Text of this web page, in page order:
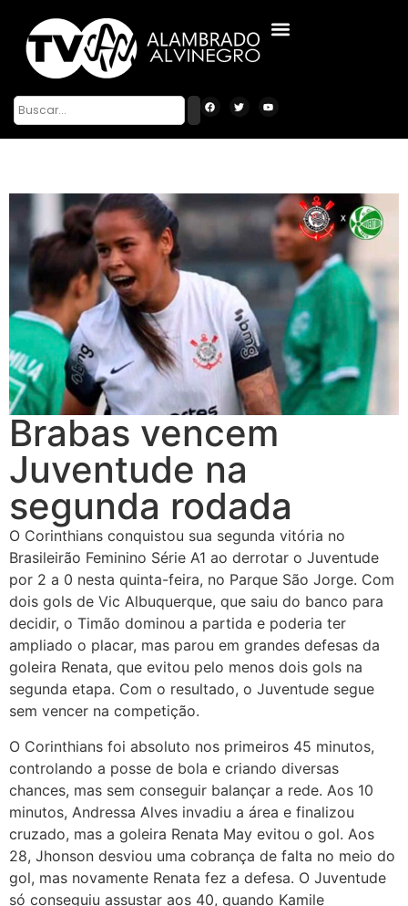
Brabas vencem
Juventude na
segunda rodada
O Corinthians conquistou sua segunda vitória no
Brasileirão Feminino Série A1 ao derrotar o Juventude
por 2 a 0 nesta quinta-feira, no Parque São Jorge. Com
dois gols de Vic Albuquerque, que saiu do banco para
decidir, o Timão dominou a partida e poderia ter
ampliado o placar, mas parou em grandes defesas da
goleira Renata, que evitou pelo menos dois gols na
segunda etapa. Com o resultado, o Juventude segue
sem vencer na competição.
O Corinthians foi absoluto nos primeiros 45 minutos,
controlando a posse de bola e criando diversas
chances, mas sem conseguir balançar a rede. Aos 10
minutos, Andressa Alves invadiu a área e finalizou
cruzado, mas a goleira Renata May evitou o gol. Aos
28, Jhonson desviou uma cobrança de falta no meio do
gol, mas novamente Renata fez a defesa. O Juventude
só conseguiu assustar aos 40, quando Kamile